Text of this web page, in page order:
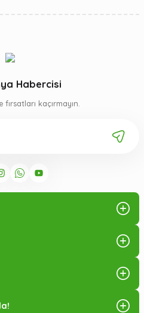
Habercisi
kaçırmayın.